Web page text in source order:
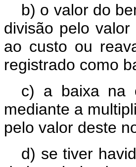
b) o valor do
divisão pelo
ao custo ou
registrado como
c) a baixa na
mediante a
pelo valor deste
d) se tiver